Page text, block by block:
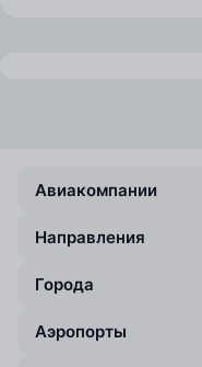
Авиакомпании
Направления
Города
Аэропорты